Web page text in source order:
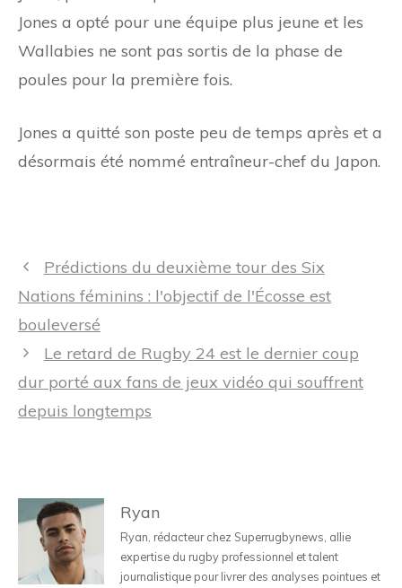
Jones a opté pour une équipe plus jeune et les
Wallabies ne sont pas sortis de la phase de
poules pour la première fois.
Jones a quitté son poste peu de temps après et a
désormais été nommé entraîneur-chef du Japon.
Navigation
des
Prédictions du deuxième tour des Six
Nations féminins : l'objectif de l'Écosse est
bouleversé
Le retard de Rugby 24 est le dernier coup
dur porté aux fans de jeux vidéo qui souffrent
depuis longtemps
Ryan
Ryan, rédacteur chez Superrugbynews, allie
expertise du rugby professionnel et talent
journalistique pour livrer des analyses pointues et